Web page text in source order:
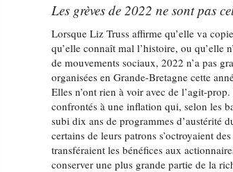
Les grèves de 2022 ne sont pas
Lorsque Liz Truss affirme qu’elle va
qu’elle connaît mal l’histoire, ou qu’elle
de mouvements sociaux, 2022 n’a pas
organisées en Grande-Bretagne cette
Elles n’ont rien à voir avec de l’agit-
confrontés à une inflation qui, selon les
subi dix ans de programmes d’austérité
certains de leurs patrons s’octroyaient
transféraient les bénéfices aux
conserver une plus grande partie de la